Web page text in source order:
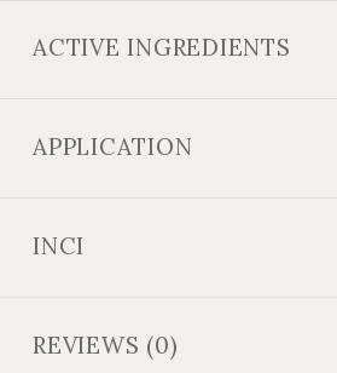
ACTIVE INGREDIENTS
APPLICATION
INCI
REVIEWS (0)